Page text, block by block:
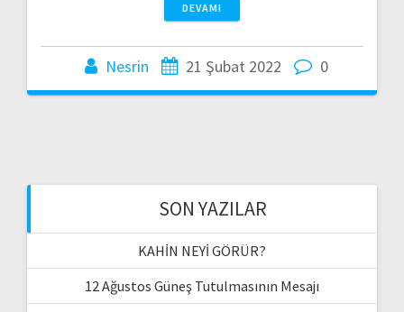
DEVAMI
Nesrin 21 Şubat 2022 0
SON YAZILAR
KAHİN NEYİ GÖRÜR?
12 Ağustos Güneş Tutulmasının Mesajı